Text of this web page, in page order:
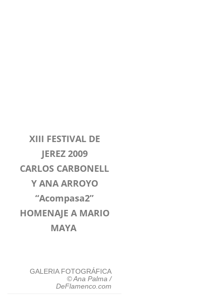
XIII FESTIVAL DE
JEREZ 2009
CARLOS CARBONELL
Y ANA ARROYO
“Acompasa2”
HOMENAJE A MARIO
MAYA
GALERIA FOTOGRÁFICA
©Ana Palma /
DeFlamenco.com